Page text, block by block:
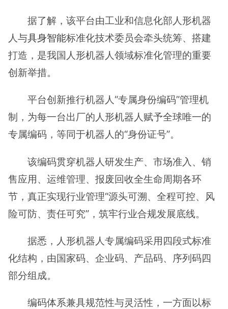
据了解，该平台由工业和信息化部人形机器
人与具身智能标准化技术委员会牵头统筹、搭建
打造，是我国人形机器人领域标准化管理的重要
创新举措。
平台创新推行机器人“专属身份编码”管理机
制，为每一台出厂的人形机器人赋予全球唯一的
专属编码，等同于机器人的“身份证号”。
该编码贯穿机器人研发生产、市场准入、销
售应用、运维管理、报废回收全生命周期各环
节，真正实现行业管理“源头可溯、全程可控、风
险可防、责任可究”，筑牢行业合规发展底线。
据悉，人形机器人专属编码采用四段式标准
化结构，由国家码、企业码、产品码、序列码四
部分组成。
编码体系兼具规范性与灵活性，一方面以标